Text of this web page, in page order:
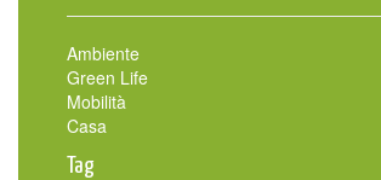
Ambiente
Green Life
Mobilità
Casa
Tag